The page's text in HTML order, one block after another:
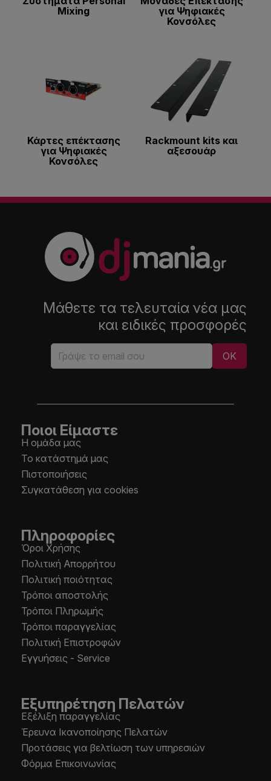
Mixing
για Ψηφιακές
Κονσόλες
Κάρτες επέκτασης
για Ψηφιακές
Κονσόλες
Rackmount kits και
αξεσουάρ
Μάθετε τα τελευταία νέα μας
και ειδικές προσφορές
Ποιοι Είμαστε
Η ομάδα μας
Το κατάστημά μας
Πιστοποιήσεις
Συγκατάθεση για cookies
Πληροφορίες
Όροι Χρήσης
Πολιτική Απορρήτου
Πολιτική ποιότητας
Τρόποι αποστολής
Τρόποι Πληρωμής
Τρόποι παραγγελίας
Πολιτική Επιστροφών
Εγγυήσεις - Service
Εξυπηρέτηση Πελατών
Εξέλιξη παραγγελίας
Έρευνα Ικανοποίησης Πελατών
Προτάσεις για βελτίωση των υπηρεσιών
Φόρμα Επικοινωνίας